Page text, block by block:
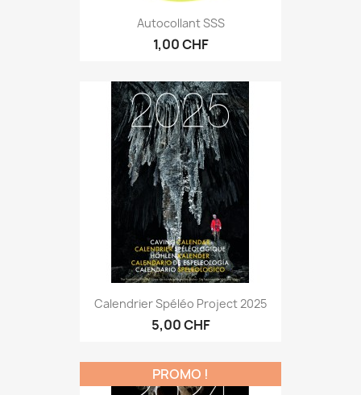
Autocollant SSS
1,00 CHF
Calendrier Spéléo Project 2025
5,00 CHF
PROMO !